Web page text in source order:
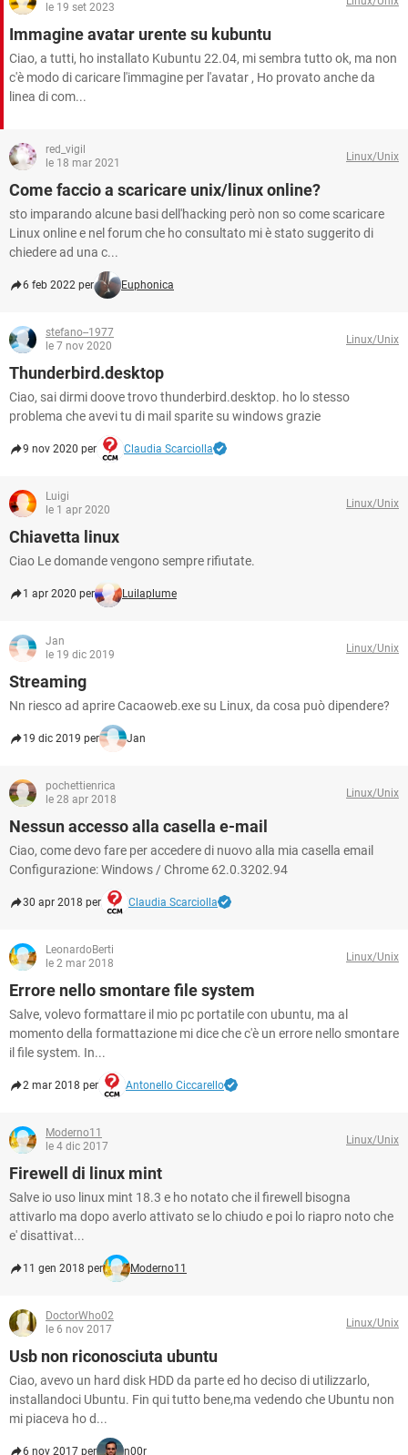
TIKTOK
HARDWARE
le 19 set 2023
Immagine avatar urente su kubuntu
Ciao, a tutti, ho installato Kubuntu 22.04, mi sembra tutto ok, ma non
c'è modo di caricare l'immagine per l'avatar , Ho provato anche da
linea di com...
red_vigil
le 18 mar 2021
Linux/Unix
Come faccio a scaricare unix/linux online?
sto imparando alcune basi dell'hacking però non so come scaricare
Linux online e nel forum che ho consultato mi è stato suggerito di
chiedere ad una c...
6 feb 2022 per Euphonica
stefano--1977
le 7 nov 2020
Linux/Unix
Thunderbird.desktop
Ciao, sai dirmi doove trovo thunderbird.desktop. ho lo stesso
problema che avevi tu di mail sparite su windows grazie
9 nov 2020 per Claudia Scarciolla
Luigi
le 1 apr 2020
Linux/Unix
Chiavetta linux
Ciao Le domande vengono sempre rifiutate.
1 apr 2020 per Luilaplume
Jan
le 19 dic 2019
Linux/Unix
Streaming
Nn riesco ad aprire Cacaoweb.exe su Linux, da cosa può dipendere?
19 dic 2019 per Jan
pochettienrica
le 28 apr 2018
Linux/Unix
Nessun accesso alla casella e-mail
Ciao, come devo fare per accedere di nuovo alla mia casella email
Configurazione: Windows / Chrome 62.0.3202.94
30 apr 2018 per Claudia Scarciolla
LeonardoBerti
le 2 mar 2018
Linux/Unix
Errore nello smontare file system
Salve, volevo formattare il mio pc portatile con ubuntu, ma al
momento della formattazione mi dice che c'è un errore nello smontare
il file system. In...
2 mar 2018 per Antonello Ciccarello
Moderno11
le 4 dic 2017
Linux/Unix
Firewell di linux mint
Salve io uso linux mint 18.3 e ho notato che il firewell bisogna
attivarlo ma dopo averlo attivato se lo chiudo e poi lo riapro noto che
e' disattivat...
11 gen 2018 per Moderno11
DoctorWho02
le 6 nov 2017
Linux/Unix
Usb non riconosciuta ubuntu
Ciao, avevo un hard disk HDD da parte ed ho deciso di utilizzarlo,
installandoci Ubuntu. Fin qui tutto bene,ma vedendo che Ubuntu non
mi piaceva ho d...
6 nov 2017 per n00r